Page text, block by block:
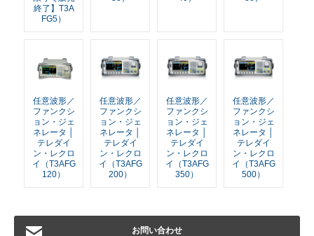
終了】T3A
FG5）
任意波形／
ファンクシ
ョン・ジェ
ネレータ │
テレダイ
ン・レクロ
イ（T3AFG
120）
任意波形／
ファンクシ
ョン・ジェ
ネレータ │
テレダイ
ン・レクロ
イ（T3AFG
200）
任意波形／
ファンクシ
ョン・ジェ
ネレータ │
テレダイ
ン・レクロ
イ（T3AFG
350）
任意波形／
ファンクシ
ョン・ジェ
ネレータ │
テレダイ
ン・レクロ
イ（T3AFG
500）
お問い合わせ